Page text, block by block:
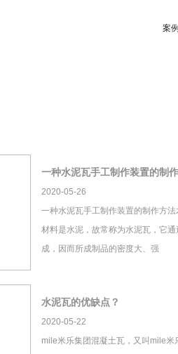
案
一种水泥瓦手工制作装置的制
2020-05-26
一种水泥瓦手工制作装置的制作方
材料是水泥，故常称为水泥瓦，它
成，因而所成制品的密度大、强
水泥瓦的优缺点？
2020-05-22
mile米乐集团混凝土瓦，又叫mile米